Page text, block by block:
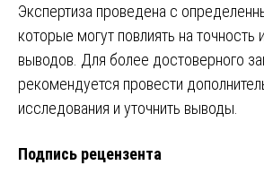
Экспертиза проведена с
которые могут повлиять на точность
выводов. Для более достоверного
рекомендуется провести
исследования и уточнить выводы.
Подпись рецензента